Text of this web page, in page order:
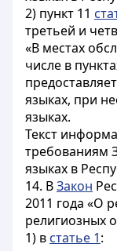
2) пункт 11
третьей и
«В местах
числе в
языках, при
языках.
Текст
требованиям
языках в
14. ВЗакон
2011 года «О
религиозных
1) в статье 1: